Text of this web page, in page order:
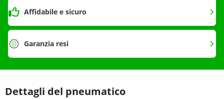
Affidabile e sicuro
Garanzia resi
Dettagli del pneumatico